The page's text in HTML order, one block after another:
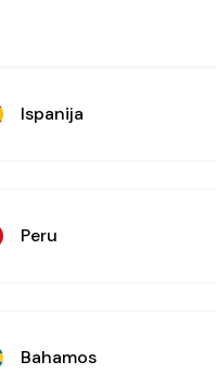
Ispanija
Peru
Bahamos